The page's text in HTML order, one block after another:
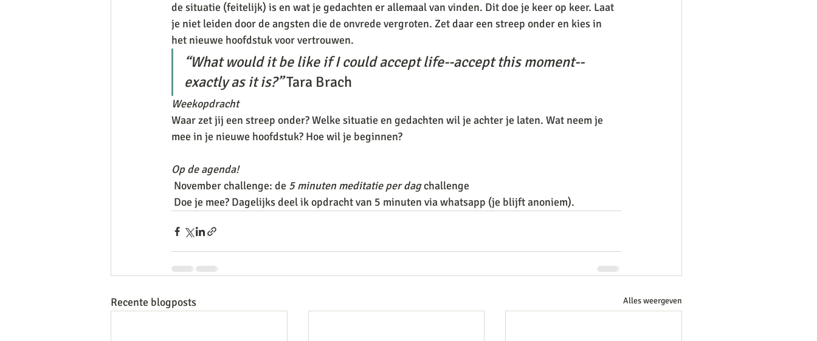
de situatie (feitelijk) is en wat je gedachten er allemaal van vinden. Dit doe je keer op keer. Laat
je niet leiden door de angsten die de onvrede vergroten. Zet daar een streep onder en kies in
het nieuwe hoofdstuk voor vertrouwen.
“What would it be like if I could accept life--accept this moment--
exactly as it is?” Tara Brach
Weekopdracht
Waar zet jij een streep onder? Welke situatie en gedachten wil je achter je laten. Wat neem je
mee in je nieuwe hoofdstuk? Hoe wil je beginnen?
Op de agenda!
November challenge: de 5 minuten meditatie per dag challenge
Doe je mee? Dagelijks deel ik opdracht van 5 minuten via whatsapp (je blijft anoniem).
Recente blogposts Alles weergeven